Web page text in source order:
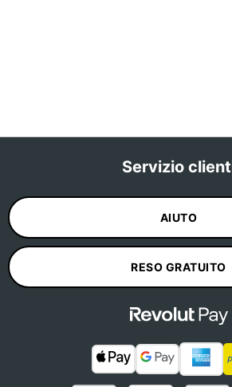
Servizio
AIUTO
RESO GRATUITO